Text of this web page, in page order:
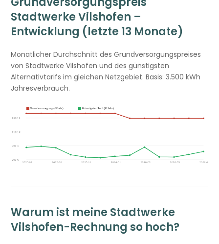
Stadtwerke Vilshofen –
Entwicklung (letzte 13 Monate)
Monatlicher Durchschnitt des Grundversorgungspreises
von Stadtwerke Vilshofen und des günstigsten
Alternativtarifs im gleichen Netzgebiet. Basis: 3.500 kWh
Jahresverbrauch.
Warum ist meine Stadtwerke
Vilshofen-Rechnung so hoch?